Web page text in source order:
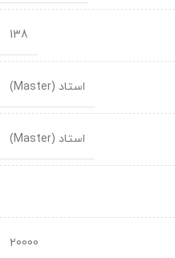
138
استاد (Master)
استاد (Master)
20000